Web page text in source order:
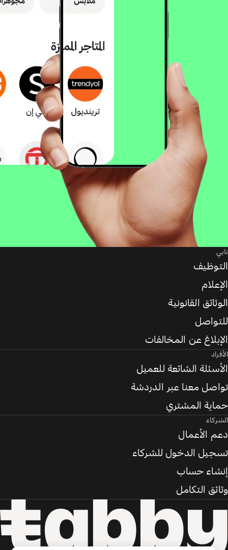
تابي
التوظيف
الإعلام
الوثائق القانونية
للتواصل
الإبلاغ عن المخالفات
الأفراد
الأسئلة الشائعة للعميل
تواصل معنا عبر الدردشة
حماية المشتري
الشركاء
دعم الأعمال
تسجيل الدخول للشركاء
إنشاء حساب
وثائق التكامل